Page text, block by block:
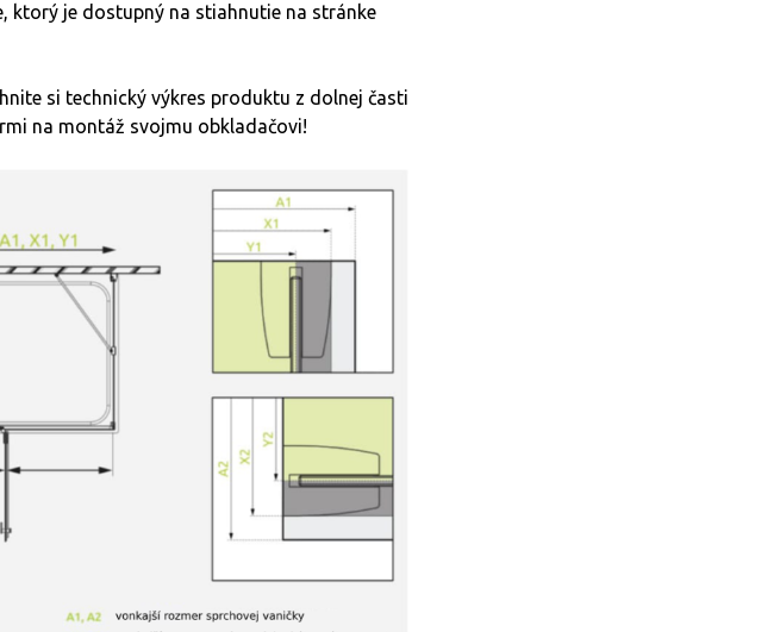
ktorý je dostupný na stiahnutie na stránke
si technický výkres produktu z dolnej časti
na montáž svojmu obkladačovi!